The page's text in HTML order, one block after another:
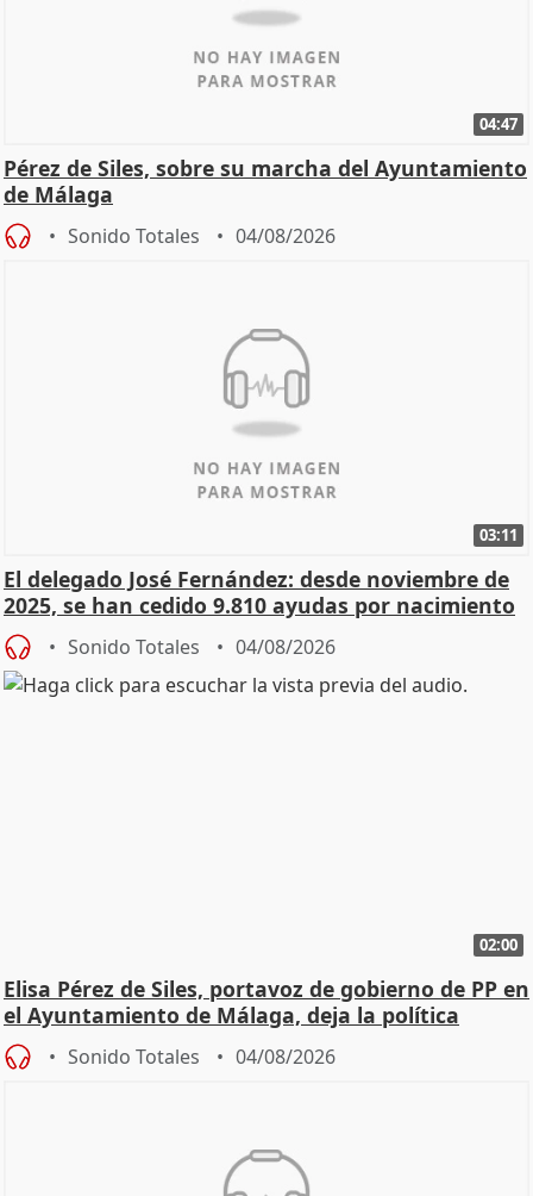
04:47
Pérez de Siles, sobre su marcha del Ayuntamiento
de Málaga
Sonido Totales 04/08/2026
03:11
El delegado José Fernández: desde noviembre de
2025, se han cedido 9.810 ayudas por nacimiento
Sonido Totales 04/08/2026
02:00
Elisa Pérez de Siles, portavoz de gobierno de PP en
el Ayuntamiento de Málaga, deja la política
Sonido Totales 04/08/2026